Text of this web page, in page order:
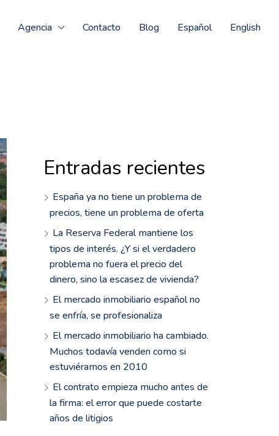
Agencia Contacto Blog Español English
Entradas recientes
España ya no tiene un problema de
precios, tiene un problema de oferta
La Reserva Federal mantiene los
tipos de interés. ¿Y si el verdadero
problema no fuera el precio del
dinero, sino la escasez de vivienda?
El mercado inmobiliario español no
se enfría, se profesionaliza
El mercado inmobiliario ha cambiado.
Muchos todavía venden como si
estuviéramos en 2010
El contrato empieza mucho antes de
la firma: el error que puede costarte
años de litigios